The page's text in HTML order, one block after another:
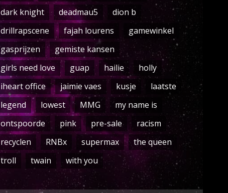
dark knight
deadmau5
dion b
drillrapscene
fajah lourens
gamewinkel
gasprijzen
gemiste kansen
girls need love
guap hailie
holly
iheart office
jaimie vaes kusje
laatste
legend
lowest MMG
my name is
ontspoorde
pink pre-sale
racism
recyclen
RNBx supermax
the queen
troll
twain with you